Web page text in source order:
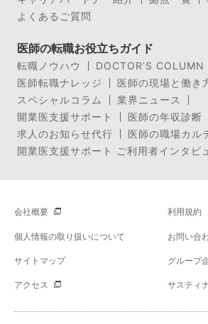
よくあるご質問
医師の転職お役立ちガイド
転職ノウハウ
DOCTOR’S COLUMN
医師転職ナレッジ
医師の現場と働き
スペシャルコラム
業界ニュース
開業医支援サポート
医師の年収診断
求人のお知らせ代行
医師の職場カル
開業医支援サポート ご利用者インタビ
会社概要 利用規約
個人情報の取り扱いについて お問い合
サイトマップ グループ
アクセス サスティ